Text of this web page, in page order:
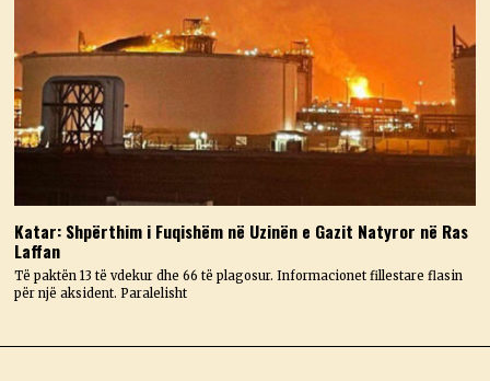
Katar: Shpërthim i Fuqishëm në Uzinën e Gazit Natyror në Ras
Laffan
Të paktën 13 të vdekur dhe 66 të plagosur. Informacionet fillestare flasin
për një aksident. Paralelisht